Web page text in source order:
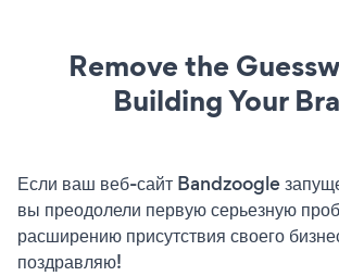
Remove the
Building Your
Если ваш веб-сайт Bandzoogle
вы преодолели первую серьезную
расширению присутствия своего
поздравляю!